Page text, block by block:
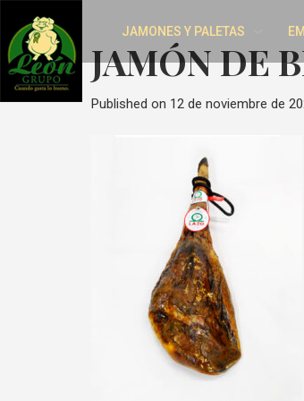
JAMONES Y PALETAS
JAMÓN DE
Published on 12 de noviembre de